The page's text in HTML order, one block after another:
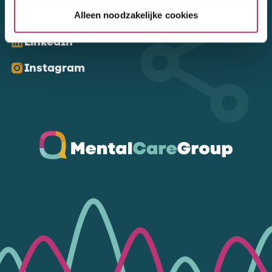
Alleen noodzakelijke cookies
Kom ons volgen
LinkedIn
Instagram